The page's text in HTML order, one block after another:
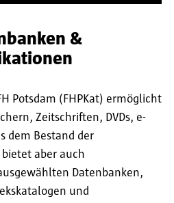
&
Potsdam (FHPKat) ermöglicht
Zeitschriften, DVDs, e-
dem Bestand der
aber auch
Datenbanken,
und